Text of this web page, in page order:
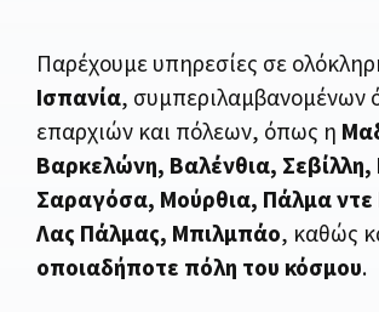
Παρέχουμε υπηρεσίες σε
Ισπανία, συμπεριλαμβανομένων
επαρχιών και πόλεων, όπως η
Βαρκελώνη, Βαλένθια,
Σαραγόσα, Μούρθια, Πάλμα ντε
Λας Πάλμας, Μπιλμπάο, καθώς
οποιαδήποτε πόλη του κόσμου.